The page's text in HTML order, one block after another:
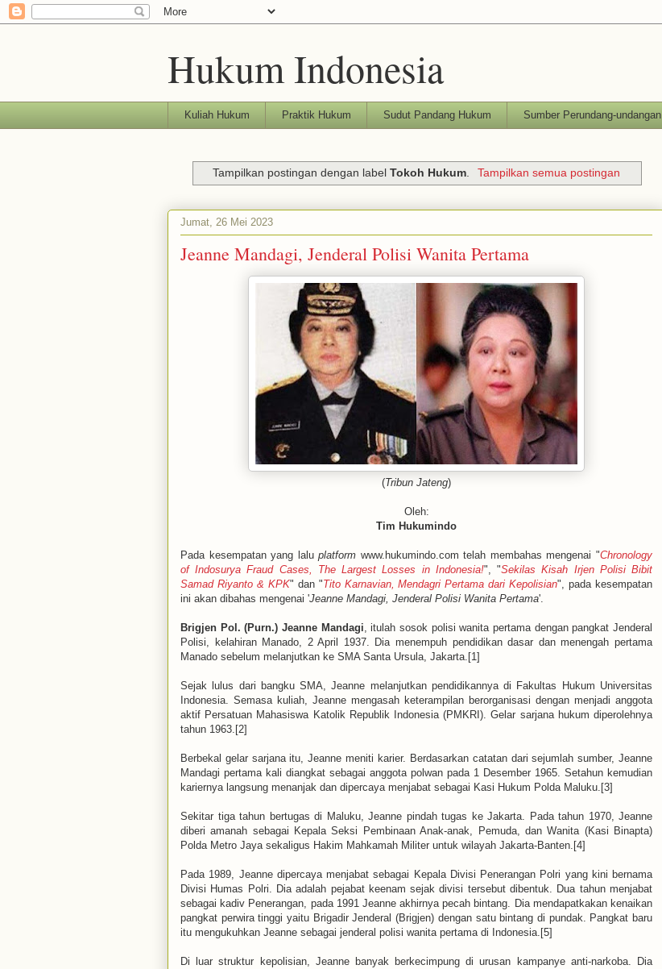
Hukum Indonesia
Kuliah Hukum Praktik Hukum Sudut Pandang Hukum Sumber Perundang-undangan
Tampilkan postingan dengan labelTokoh Hukum Tampilkan semua postingan
Jumat, 26 Mei 2023
Jeanne Mandagi, Jenderal Polisi Wanita Pertama
(Tribun Jateng)
Oleh:
Tim Hukumindo
Pada kesempatan yang laluplatform www.hukumindo.com telah membahas mengenai "Chronology
of Indosurya Fraud Cases, The Largest Losses in Indonesia!", "Sekilas Kisah Irjen Polisi Bibit
Samad Riyanto & KPK" dan "Tito Karnavian, Mendagri Pertama dari Kepolisian", pada kesempatan
ini akan dibahas mengenai 'Jeanne Mandagi, Jenderal Polisi Wanita Pertama'.
Brigjen Pol. (Purn.) Jeanne Mandagi, itulah sosok polisi wanita pertama dengan pangkat Jenderal
Polisi, kelahiran Manado, 2 April 1937. Dia menempuh pendidikan dasar dan menengah pertama
Manado sebelum melanjutkan ke SMA Santa Ursula, Jakarta.[1]
Sejak lulus dari bangku SMA, Jeanne melanjutkan pendidikannya di Fakultas Hukum Universitas
Indonesia. Semasa kuliah, Jeanne mengasah keterampilan berorganisasi dengan menjadi anggota
aktif Persatuan Mahasiswa Katolik Republik Indonesia (PMKRI). Gelar sarjana hukum diperolehnya
tahun 1963.[2]
Berbekal gelar sarjana itu, Jeanne meniti karier. Berdasarkan catatan dari sejumlah sumber, Jeanne
Mandagi pertama kali diangkat sebagai anggota polwan pada 1 Desember 1965. Setahun kemudian
kariernya langsung menanjak dan dipercaya menjabat sebagai Kasi Hukum Polda Maluku.[3]
Sekitar tiga tahun bertugas di Maluku, Jeanne pindah tugas ke Jakarta. Pada tahun 1970, Jeanne
diberi amanah sebagai Kepala Seksi Pembinaan Anak-anak, Pemuda, dan Wanita (Kasi Binapta)
Polda Metro Jaya sekaligus Hakim Mahkamah Militer untuk wilayah Jakarta-Banten.[4]
Pada 1989, Jeanne dipercaya menjabat sebagai Kepala Divisi Penerangan Polri yang kini bernama
Divisi Humas Polri. Dia adalah pejabat keenam sejak divisi tersebut dibentuk. Dua tahun menjabat
sebagai kadiv Penerangan, pada 1991 Jeanne akhirnya pecah bintang. Dia mendapatkakan kenaikan
pangkat perwira tinggi yaitu Brigadir Jenderal (Brigjen) dengan satu bintang di pundak. Pangkat baru
itu mengukuhkan Jeanne sebagai jenderal polisi wanita pertama di Indonesia.[5]
Di luar struktur kepolisian, Jeanne banyak berkecimpung di urusan kampanye anti-narkoba. Dia